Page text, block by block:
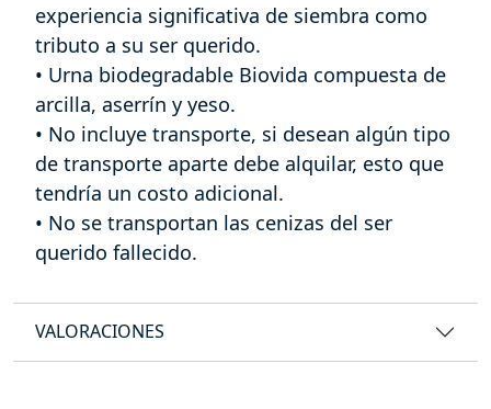
experiencia significativa de siembra como
tributo a su ser querido.
• Urna biodegradable Biovida compuesta de
arcilla, aserrín y yeso.
• No incluye transporte, si desean algún tipo
de transporte aparte debe alquilar, esto que
tendría un costo adicional.
• No se transportan las cenizas del ser
querido fallecido.
VALORACIONES